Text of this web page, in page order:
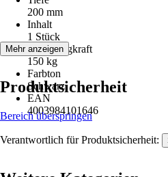
200 mm
Inhalt
1 Stück
Max. Tragkraft
150 kg
Farbton
Schwarz
EAN
4003984101646
Mehr anzeigen
Produktsicherheit
Bereich überspringen
Verantwortlich für Produktsicherheit: